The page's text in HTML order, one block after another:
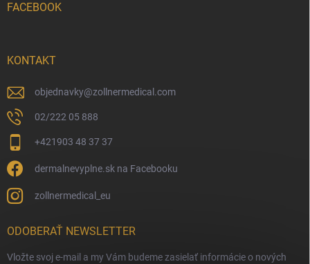
FACEBOOK
KONTAKT
objednavky@zollnermedical.com
02/222 05 888
+421903 48 37 37
dermalnevyplne.sk na Facebooku
zollnermedical_eu
ODOBERAŤ NEWSLETTER
Vložte svoj e-mail a my Vám budeme zasielať informácie o nových